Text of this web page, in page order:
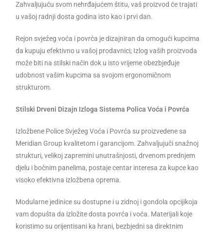
Zahvaljujuću svom nehrđajućem štitu, vaš proizvod će trajati
u vašoj radnji dosta godina isto kao i prvi dan.
Rejon svježeg voća i povrća je dizajniran da omogući kupcima
da kupuju efektivno u vašoj prodavnici; Izlog vaših proizvoda
može biti na stilski način dok u isto vrijeme obezbjeđuje
udobnost vašim kupcima sa svojom ergonomičnom
strukturom.
Stilski Drveni Dizajn Izloga Sistema Polica Voća i Povrća
Izložbene Police Svježeg Voća i Povrća su proizvedene sa
Meridian Group kvalitetom i garancijom. Zahvaljujuči snažnoj
strukturi, velikoj zapremini unutrašnjosti, drvenom prednjem
djelu i bočnim panelima, postaje centar interesa za kupce kao
visoko efektivna izložbena oprema.
Modularne jedinice su dostupne i u zidnoj i gondola opcijikoja
vam dopušta da izložite dosta povrća i voća. Materijali koje
koristimo su orijentisani ka hrani, bezbjedni sa direktnim